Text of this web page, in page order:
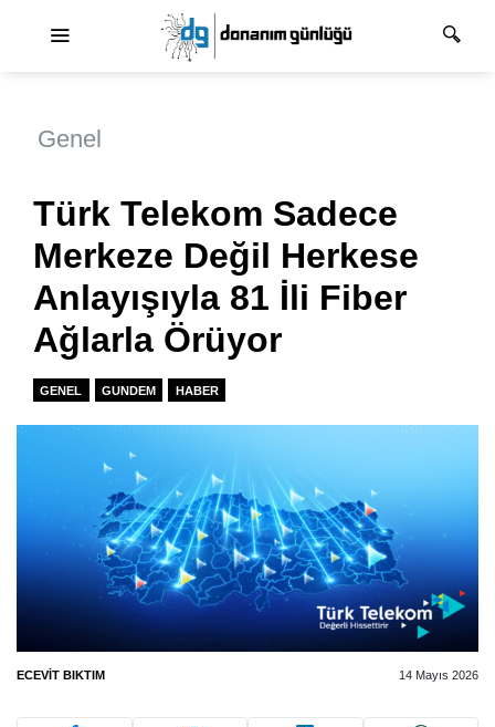
Genel
Türk Telekom Sadece
Merkeze Değil Herkese
Anlayışıyla 81 İli Fiber
Ağlarla Örüyor
GENEL GUNDEM HABER
ECEVIT BIKTIM 14 Mayıs 2026